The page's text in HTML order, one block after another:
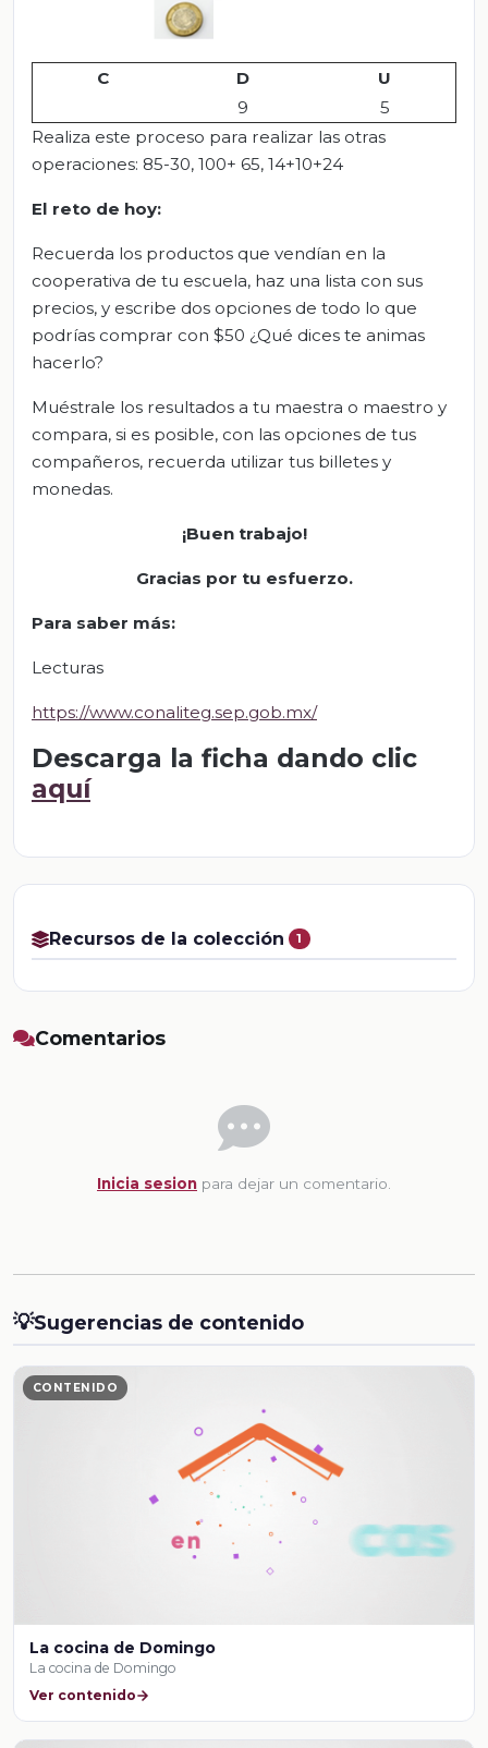
C D
U
9
5
Realiza este proceso para realizar las otras
operaciones: 85-30, 100+ 65, 14+10+24
El reto de hoy:
Recuerda los productos que vendían en la
cooperativa de tu escuela, haz una lista con sus
precios, y escribe dos opciones de todo lo que
podrías comprar con $50 ¿Qué dices te animas
hacerlo?
Muéstrale los resultados a tu maestra o maestro y
compara, si es posible, con las opciones de tus
compañeros, recuerda utilizar tus billetes y
monedas.
¡Buen trabajo!
Gracias por tu esfuerzo.
Para saber más:
Lecturas
https://www.conaliteg.sep.gob.mx/
Descarga la ficha dando clic
aquí
Recursos de la colección 1
Comentarios
Inicia sesion para dejar un comentario.
💡Sugerencias de contenido
CONTENIDO
La cocina de Domingo
La cocina de Domingo
Ver contenido